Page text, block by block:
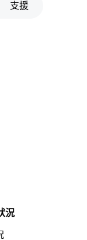
支援
況